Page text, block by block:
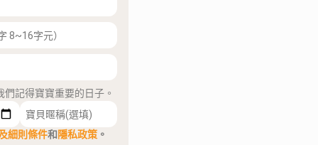
記得寶寶重要的日子。
細則條件和隱私政策 。